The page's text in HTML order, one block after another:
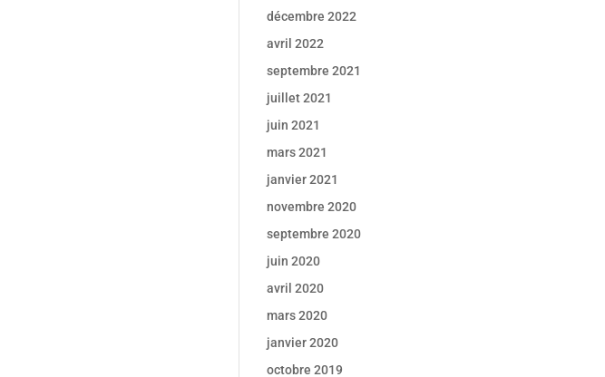
décembre 2022
avril 2022
septembre 2021
juillet 2021
juin 2021
mars 2021
janvier 2021
novembre 2020
septembre 2020
juin 2020
avril 2020
mars 2020
janvier 2020
octobre 2019